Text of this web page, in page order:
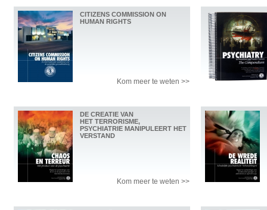
CITIZENS COMMISSION ON
HUMAN RIGHTS
Kom meer te weten >>
DE CREATIE VAN
HET TERRORISME,
PSYCHIATRIE MANIPULEERT HET
VERSTAND
Kom meer te weten >>